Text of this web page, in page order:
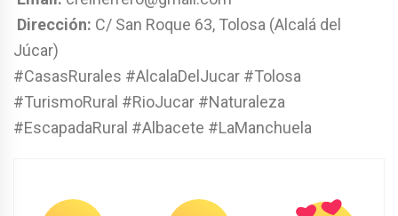
Dirección: C/ San Roque 63, Tolosa (Alcalá del
Júcar)
#CasasRurales #AlcalaDelJucar #Tolosa
#TurismoRural #RioJucar #Naturaleza
#EscapadaRural #Albacete #LaManchuela